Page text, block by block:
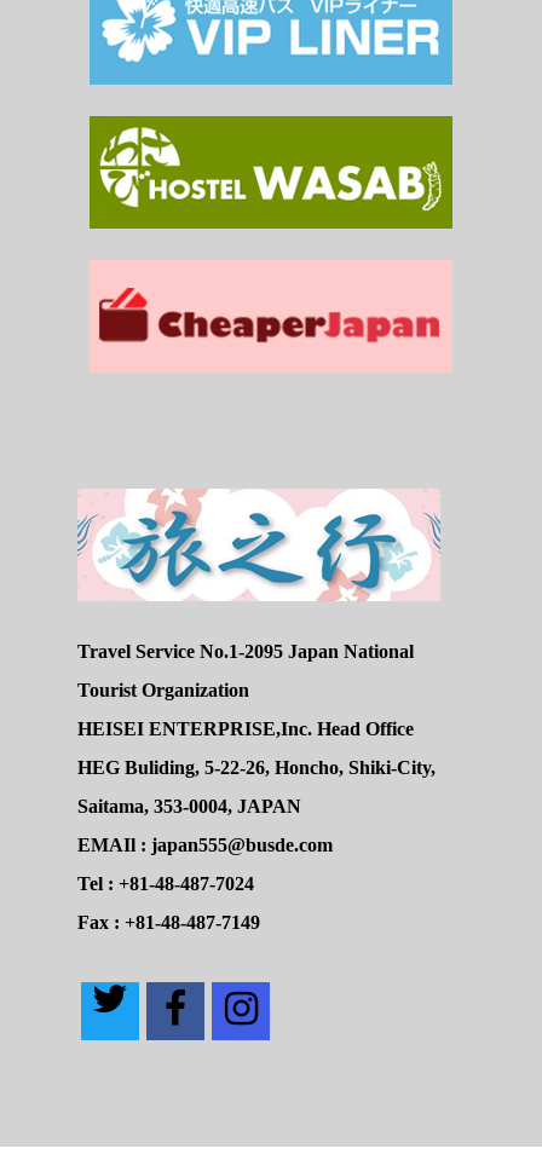
Travel Service No.1-2095 Japan National
Tourist Organization
HEISEI ENTERPRISE,Inc. Head Office
HEG Buliding, 5-22-26, Honcho, Shiki-City,
Saitama, 353-0004, JAPAN
EMAIl : japan555@busde.com
Tel : +81-48-487-7024
Fax : +81-48-487-7149